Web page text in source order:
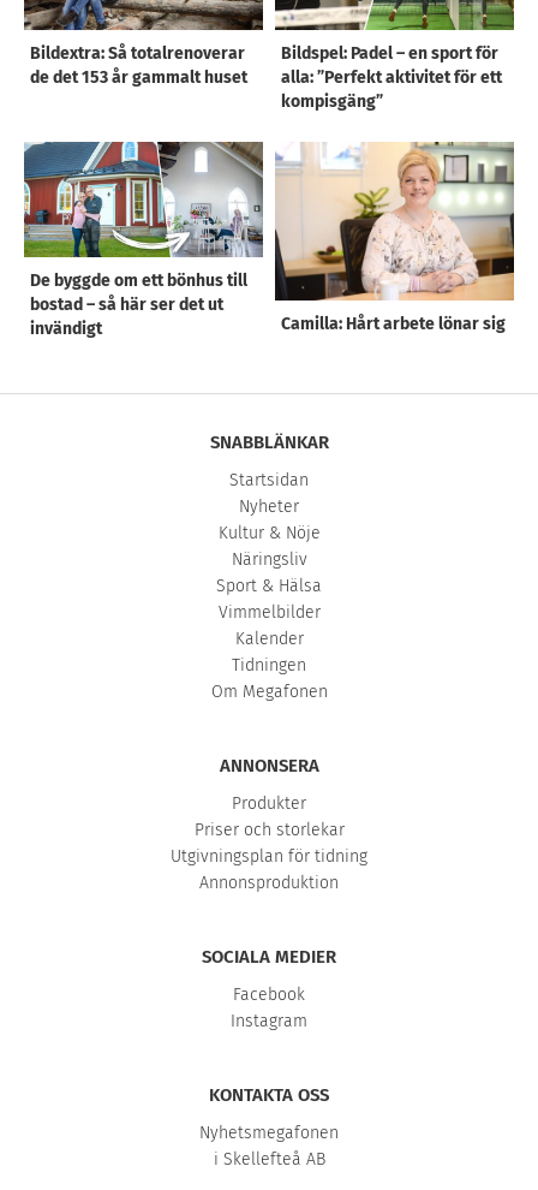
Bildextra: Så totalrenoverar
de det 153 år gammalt huset
Bildspel: Padel – en sport för
alla: ”Perfekt aktivitet för ett
kompisgäng”
De byggde om ett bönhus till
bostad – så här ser det ut
invändigt
Camilla: Hårt arbete lönar sig
SNABBLÄNKAR
Startsidan
Nyheter
Kultur & Nöje
Näringsliv
Sport & Hälsa
Vimmelbilder
Kalender
Tidningen
Om Megafonen
ANNONSERA
Produkter
Priser och storlekar
Utgivningsplan för tidning
Annonsproduktion
SOCIALA MEDIER
Facebook
Instagram
KONTAKTA OSS
Nyhetsmegafonen
i Skellefteå AB